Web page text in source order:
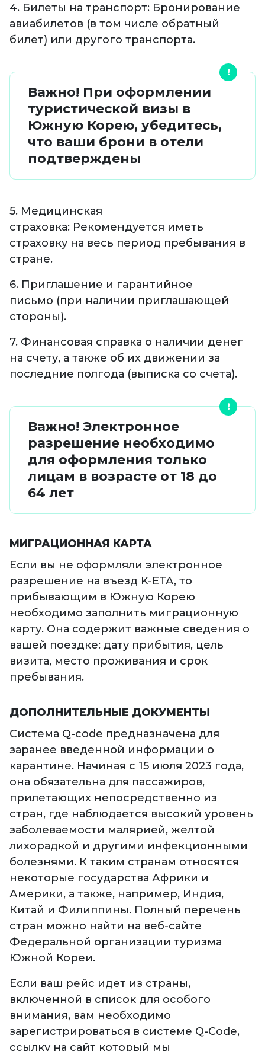
4. Билеты на транспорт: Бронирование
авиабилетов (в том числе обратный
билет) или другого транспорта.
Важно! При оформлении
туристической визы в
Южную Корею, убедитесь,
что ваши брони в отели
подтверждены
5. Медицинская
страховка: Рекомендуется иметь
страховку на весь период пребывания в
стране.
6. Приглашение и гарантийное
письмо (при наличии приглашающей
стороны).
7. Финансовая справка о наличии денег
на счету, а также об их движении за
последние полгода (выписка со счета).
Важно! Электронное
разрешение необходимо
для оформления только
лицам в возрасте от 18 до
64 лет
МИГРАЦИОННАЯ КАРТА
Если вы не оформляли электронное
разрешение на въезд K-ETA, то
прибывающим в Южную Корею
необходимо заполнить миграционную
карту. Она содержит важные сведения о
вашей поездке: дату прибытия, цель
визита, место проживания и срок
пребывания.
ДОПОЛНИТЕЛЬНЫЕ ДОКУМЕНТЫ
Система Q-code предназначена для
заранее введенной информации о
карантине. Начиная с 15 июля 2023 года,
она обязательна для пассажиров,
прилетающих непосредственно из
стран, где наблюдается высокий уровень
заболеваемости малярией, желтой
лихорадкой и другими инфекционными
болезнями. К таким странам относятся
некоторые государства Африки и
Америки, а также, например, Индия,
Китай и Филиппины. Полный перечень
стран можно найти на веб-сайте
Федеральной организации туризма
Южной Кореи.
Если ваш рейс идет из страны,
включенной в список для особого
внимания, вам необходимо
зарегистрироваться в системе Q-Code,
ссылку на сайт который мы